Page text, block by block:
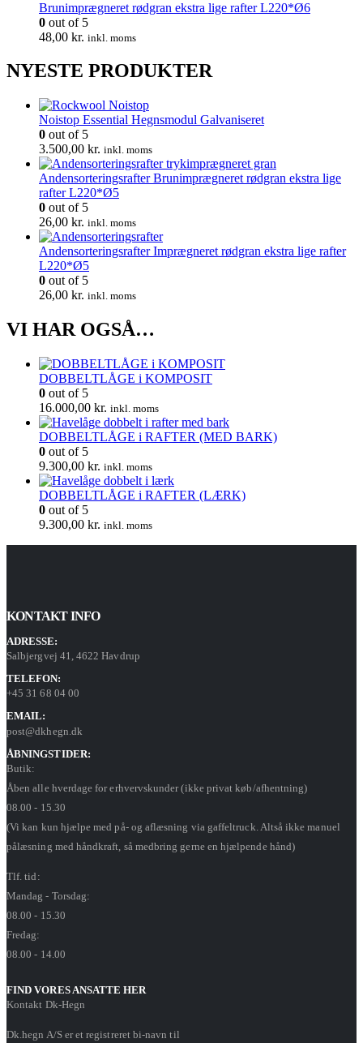
Brunimprægneret rødgran ekstra lige rafter L220*Ø6
0 out of 5
48,00 kr. inkl. moms
NYESTE PRODUKTER
Noistop Essential Hegnsmodul Galvaniseret
0 out of 5
3.500,00 kr. inkl. moms
Andensorteringsrafter Brunimprægneret rødgran ekstra lige
rafter L220*Ø5
0 out of 5
26,00 kr. inkl. moms
Andensorteringsrafter Imprægneret rødgran ekstra lige rafter
L220*Ø5
0 out of 5
26,00 kr. inkl. moms
VI HAR OGSÅ…
DOBBELTLÅGE i KOMPOSIT
0 out of 5
16.000,00 kr. inkl. moms
DOBBELTLÅGE i RAFTER (MED BARK)
0 out of 5
9.300,00 kr. inkl. moms
DOBBELTLÅGE i RAFTER (LÆRK)
0 out of 5
9.300,00 kr. inkl. moms
KONTAKT INFO
ADRESSE:
Salbjergvej 41, 4622 Havdrup
TELEFON:
+45 31 68 04 00
EMAIL:
post@dkhegn.dk
ÅBNINGSTIDER:
Butik:
Åben alle hverdage for erhvervskunder (ikke privat køb/afhentning)
08.00 - 15.30
(Vi kan kun hjælpe med på- og aflæsning via gaffeltruck. Altså ikke manuel
pålæsning med håndkraft, så medbring gerne en hjælpende hånd)
Tlf. tid:
Mandag - Torsdag:
08.00 - 15.30
Fredag:
08.00 - 14.00
FIND VORES ANSATTE HER
Kontakt Dk-Hegn
Dk.hegn A/S er et registreret bi-navn til